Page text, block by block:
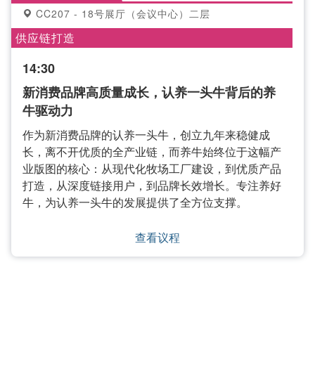
CC207 - 18号展厅（会议中心）二层
供应链打造
14:30
新消费品牌高质量成长，认养一头牛背后的养
牛驱动力
作为新消费品牌的认养一头牛，创立九年来稳健成
长，离不开优质的全产业链，而养牛始终位于这幅产
业版图的核心：从现代化牧场工厂建设，到优质产品
打造，从深度链接用户，到品牌长效增长。专注养好
牛，为认养一头牛的发展提供了全方位支撑。
查看议程